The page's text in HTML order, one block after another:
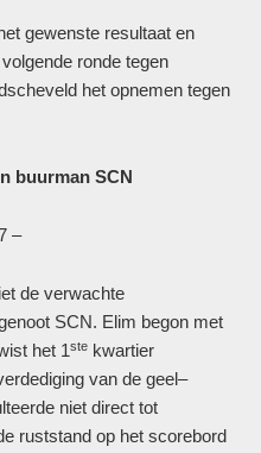
gewenste resultaat en
ronde tegen
het opnemen tegen
buurman SCN
–
de verwachte
SCN. Elim begon met
het 1ste kwartier
van de geel–
niet direct tot
ruststand op het scorebord